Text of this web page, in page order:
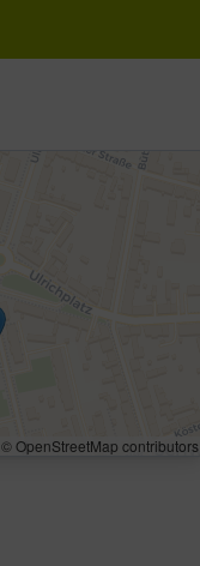
© OpenStreetMap contributors